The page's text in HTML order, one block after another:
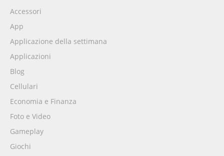
Accessori
App
Applicazione della settimana
Applicazioni
Blog
Cellulari
Economia e Finanza
Foto e Video
Gameplay
Giochi